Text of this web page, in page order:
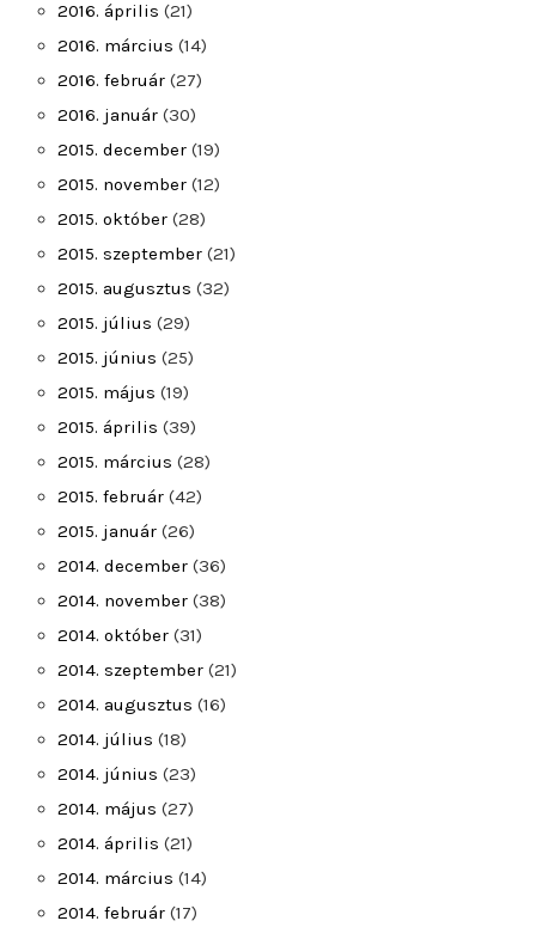
2016. április (21)
2016. március (14)
2016. február (27)
2016. január (30)
2015. december (19)
2015. november (12)
2015. október (28)
2015. szeptember (21)
2015. augusztus (32)
2015. július (29)
2015. június (25)
2015. május (19)
2015. április (39)
2015. március (28)
2015. február (42)
2015. január (26)
2014. december (36)
2014. november (38)
2014. október (31)
2014. szeptember (21)
2014. augusztus (16)
2014. július (18)
2014. június (23)
2014. május (27)
2014. április (21)
2014. március (14)
2014. február (17)